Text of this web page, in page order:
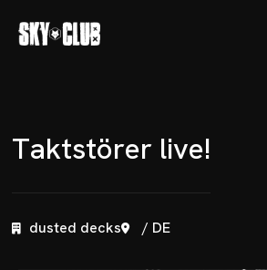
Taktstörer live!
dusted decks / DE